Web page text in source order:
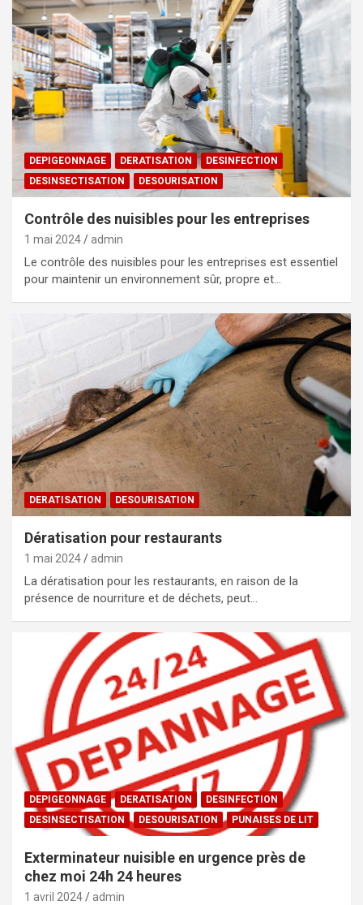
DEPIGEONNAGE DERATISATION
DESINFECTION
DESINSECTISATION
DESOURISATION
Contrôle des nuisibles pour les entreprises
1 mai 2024 admin
Le contrôle des nuisibles pour les entreprises est essentiel
pour maintenir un environnement sûr, propre et…
DERATISATION DESOURISATION
Dératisation pour restaurants
1 mai 2024 admin
La dératisation pour les restaurants, en raison de la
présence de nourriture et de déchets, peut…
DEPIGEONNAGE DERATISATION
DESINFECTION
DESINSECTISATION
DESOURISATION PUNAISES DE LIT
Exterminateur nuisible en urgence près de
chez moi 24h 24 heures
1 avril 2024 admin